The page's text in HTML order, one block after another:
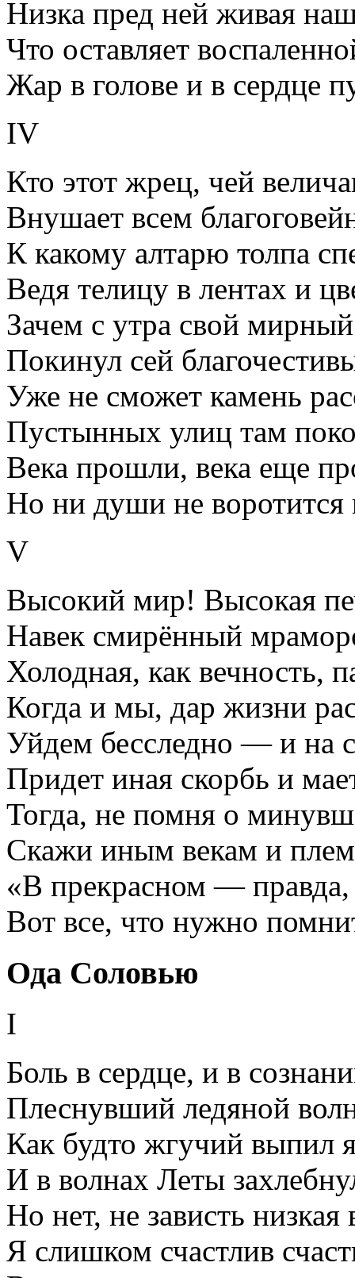
Низка пред ней живая
Что оставляет
Жар в голове и в сердце
IV
Кто этот жрец, чей
Внушает всем
К какому алтарю толпа
Ведя телицу в лентах и
Зачем с утра свой
Покинул сей
Уже не сможет камень
Пустынных улиц там
Века прошли, века еще
Но ни души не воротится
V
Высокий мир! Высокая
Навек смирённый
Холодная, как вечность,
Когда и мы, дар жизни
Уйдем бесследно — и на
Придет иная скорбь и
Тогда, не помня о
Скажи иным векам и
«В прекрасном —
Вот все, что нужно
Ода Соловью
I
Боль в сердце, и в
Плеснувший ледяной
Как будто жгучий выпил
И в волнах Леты
Но нет, не зависть
Я слишком счастлив